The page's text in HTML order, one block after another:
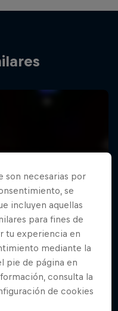
son necesarias por
se
incluyen aquellas
para fines de
tu experiencia en
mediante la
pie de página en
consulta la
de cookies